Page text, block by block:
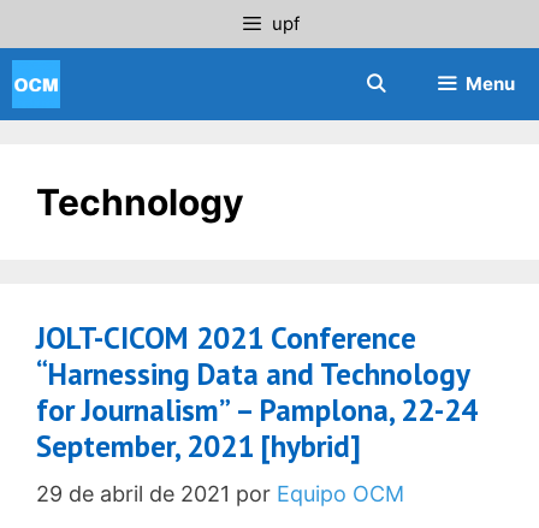
al
contenido
upf
Menu
Technology
JOLT-CICOM 2021 Conference
“Harnessing Data and Technology
for Journalism” – Pamplona, 22-24
September, 2021 [hybrid]
29 de abril de 2021 por Equipo OCM